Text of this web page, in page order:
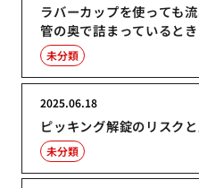
ラバーカップを使っても
管の奥で詰まっていると
未分類
ピッキング解錠のリスク
2025.06.18
未分類